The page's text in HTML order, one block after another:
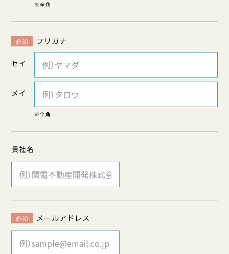
※全角
必須 フリガナ
セイ
メイ
※全角
貴社名
必須 メールアドレス